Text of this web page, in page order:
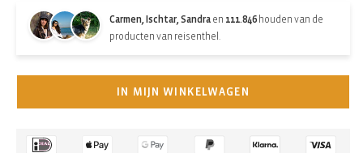
Carmen, Ischtar, Sandra en 111.846 houden van de
producten van reisenthel.
IN MIJN WINKELWAGEN